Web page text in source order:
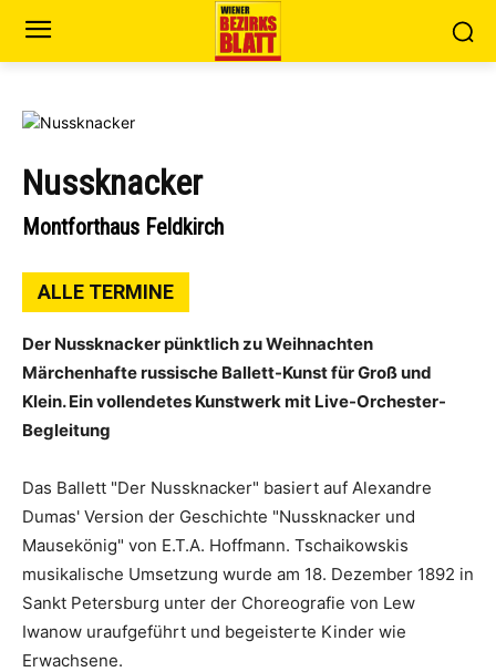
Nussknacker
Montforthaus Feldkirch
ALLE TERMINE
Der Nussknacker pünktlich zu Weihnachten
Märchenhafte russische Ballett-Kunst für Groß und
Klein. Ein vollendetes Kunstwerk mit Live-Orchester-
Begleitung
Das Ballett "Der Nussknacker" basiert auf Alexandre
Dumas' Version der Geschichte "Nussknacker und
Mausekönig" von E.T.A. Hoffmann. Tschaikowskis
musikalische Umsetzung wurde am 18. Dezember 1892 in
Sankt Petersburg unter der Choreografie von Lew
Iwanow uraufgeführt und begeisterte Kinder wie
Erwachsene.